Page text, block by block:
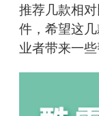
推荐几款相
件，希望这
业者带来一些